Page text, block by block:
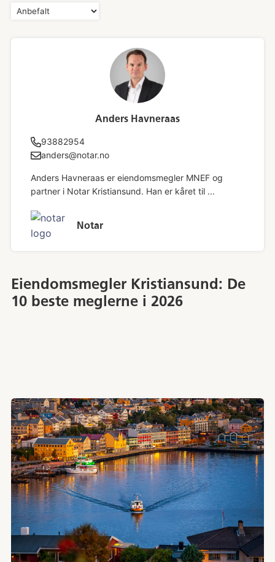
Anders Havneraas
93882954
anders@notar.no
Anders Havneraas er eiendomsmegler MNEF og
partner i Notar Kristiansund. Han er kåret til ...
Notar
Eiendomsmegler Kristiansund: De
10 beste meglerne i 2026